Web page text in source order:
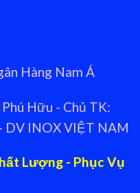
Hàng Nam Á
Hữu - Chủ TK:
DV INOX VIỆT NAM
Lượng - Phục Vụ